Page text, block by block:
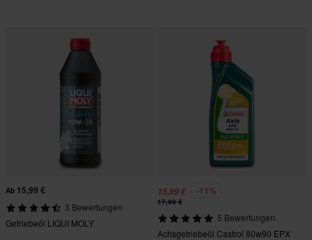
Ab 15,99 €
3 Bewertungen
Getriebeöl LIQUI MOLY
15,99 € -11%
17,99 €
5 Bewertungen
Achsgetriebeöl Castrol 80w90 EPX